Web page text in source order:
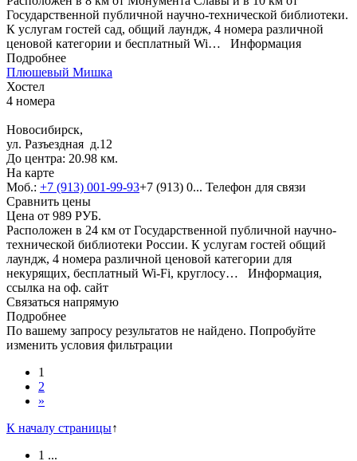
Государственной публичной научно-технической библиотеки.
К услугам гостей сад, общий лаундж, 4 номера различной
ценовой категории и бесплатный Wi… Информация
Подробнее
Плюшевый Мишка
Хостел
4 номера
Новосибирск,
ул. Разъездная д.12
До центра: 20.98 км.
На карте
Моб.: +7 (913) 001-99-93+7 (913) 0... Телефон для связи
Сравнить цены
Цена от 989 РУБ.
Расположен в 24 км от Государственной публичной научно-
технической библиотеки России. К услугам гостей общий
лаундж, 4 номера различной ценовой категории для
некурящих, бесплатный Wi-Fi, круглосу… Информация,
ссылка на оф. сайт
Связаться напрямую
Подробнее
По вашему запросу результатов не найдено. Попробуйте
изменить условия фильтрации
1
2
»
К началу страницы↑
1 ...